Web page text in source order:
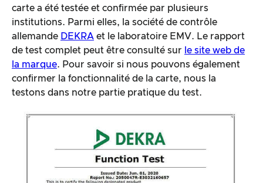
carte a été testée et confirmée par plusieurs
institutions. Parmi elles, la société de contrôle
allemande DEKRA et le laboratoire EMV. Le rapport
de test complet peut être consulté sur le site web de
la marque. Pour savoir si nous pouvons également
confirmer la fonctionnalité de la carte, nous la
testons dans notre partie pratique du test.